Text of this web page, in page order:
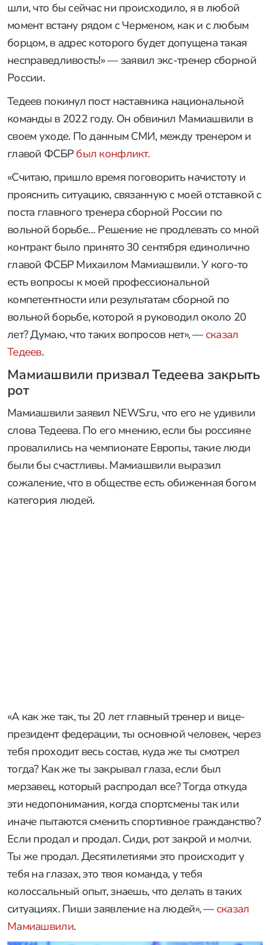
шли, что бы сейчас ни происходило, я в любой
момент встану рядом с Черменом, как и с любым
борцом, в адрес которого будет допущена такая
несправедливость!» — заявил экс-тренер сборной
России.
Тедеев покинул пост наставника национальной
команды в 2022 году. Он обвинил Мамиашвили в
своем уходе. По данным СМИ, между тренером и
главой ФСБР был конфликт.
«Считаю, пришло время поговорить начистоту и
прояснить ситуацию, связанную с моей отставкой с
поста главного тренера сборной России по
вольной борьбе… Решение не продлевать со мной
контракт было принято 30 сентября единолично
главой ФСБР Михаилом Мамиашвили. У кого-то
есть вопросы к моей профессиональной
компетентности или результатам сборной по
вольной борьбе, которой я руководил около 20
лет? Думаю, что таких вопросов нет», — сказал
Тедеев.
Мамиашвили призвал Тедеева закрыть
рот
Мамиашвили заявил NEWS.ru, что его не удивили
слова Тедеева. По его мнению, если бы россияне
провалились на чемпионате Европы, такие люди
были бы счастливы. Мамиашвили выразил
сожаление, что в обществе есть обиженная богом
категория людей.
«А как же так, ты 20 лет главный тренер и вице-
президент федерации, ты основной человек, через
тебя проходит весь состав, куда же ты смотрел
тогда? Как же ты закрывал глаза, если был
мерзавец, который распродал все? Тогда откуда
эти недопонимания, когда спортсмены так или
иначе пытаются сменить спортивное гражданство?
Если продал и продал. Сиди, рот закрой и молчи.
Ты же продал. Десятилетиями это происходит у
тебя на глазах, это твоя команда, у тебя
колоссальный опыт, знаешь, что делать в таких
ситуациях. Пиши заявление на людей», — сказал
Мамиашвили.